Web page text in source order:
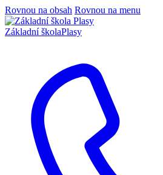
Rovnou na obsah Rovnou na menu
Základní školaPlasy